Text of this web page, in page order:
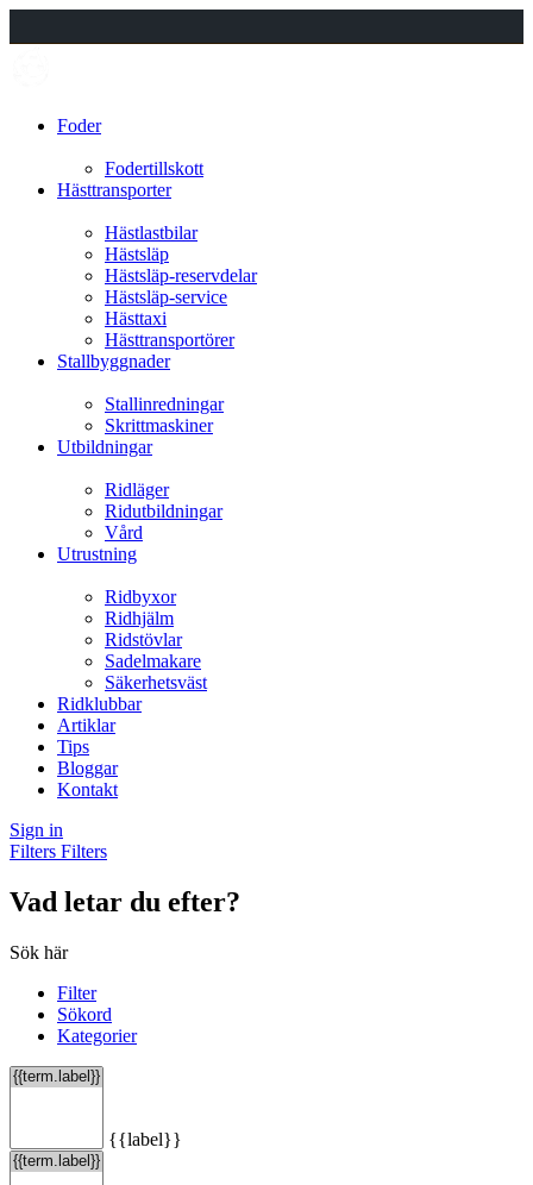
Foder
Fodertillskott
Hästtransporter
Hästlastbilar
Hästsläp
Hästsläp-reservdelar
Hästsläp-service
Hästtaxi
Hästtransportörer
Stallbyggnader
Stallinredningar
Skrittmaskiner
Utbildningar
Ridläger
Ridutbildningar
Vård
Utrustning
Ridbyxor
Ridhjälm
Ridstövlar
Sadelmakare
Säkerhetsväst
Ridklubbar
Artiklar
Tips
Bloggar
Kontakt
Sign in
Filters Filters
Vad letar du efter?
Sök här
Filter
Sökord
Kategorier
{{label}}